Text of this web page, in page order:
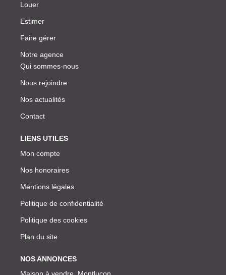
Louer
Estimer
Faire gérer
Notre agence
Qui sommes-nous
Nous rejoindre
Nos actualités
Contact
LIENS UTILES
Mon compte
Nos honoraires
Mentions légales
Politique de confidentialité
Politique des cookies
Plan du site
NOS ANNONCES